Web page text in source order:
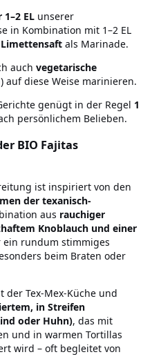
1–2 EL unserer
in Kombination mit 1–2 EL
als Marinade.
auch vegetarische
auf diese Weise marinieren.
genügt in der Regel 1
persönlichem Belieben.
BIO Fajitas
ist inspiriert von den
der texanisch-
aus rauchiger
Knoblauch und einer
rundum stimmiges
beim Braten oder
der Tex-Mex-Küche und
in Streifen
oder Huhn), das mit
und in warmen Tortillas
wird – oft begleitet von